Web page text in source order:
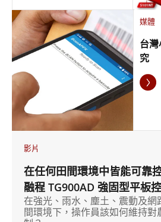
媒體
台
究
影片
在任何田間環境中皆能可靠
融程 TG900AD 強固型平板
在強光、雨水、塵土、震動及網
間環境下，操作員該如何維持